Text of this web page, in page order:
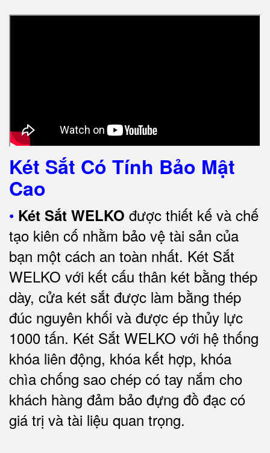
Két Sắt Có Tính Bảo Mật
Cao
• Két Sắt WELKO được thiết kế và chế
tạo kiên cố nhằm bảo vệ tài sản của
bạn một cách an toàn nhất. Két Sắt
WELKO với kết cấu thân két bằng thép
dày, cửa két sắt được làm bằng thép
đúc nguyên khối và được ép thủy lực
1000 tấn. Két Sắt WELKO với hệ thống
khóa liên động, khóa kết hợp, khóa
chìa chống sao chép có tay nắm cho
khách hàng đảm bảo đựng đồ đạc có
giá trị và tài liệu quan trọng.